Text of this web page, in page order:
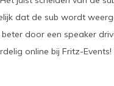
dat de sub wordt
door een speaker
online bij Fritz-Events!